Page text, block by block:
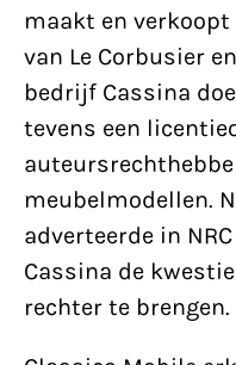
maakt en
van Le Corbusier
bedrijf Cassina
tevens een
meubelmodellen.
adverteerde in
Cassina de
rechter te brengen.